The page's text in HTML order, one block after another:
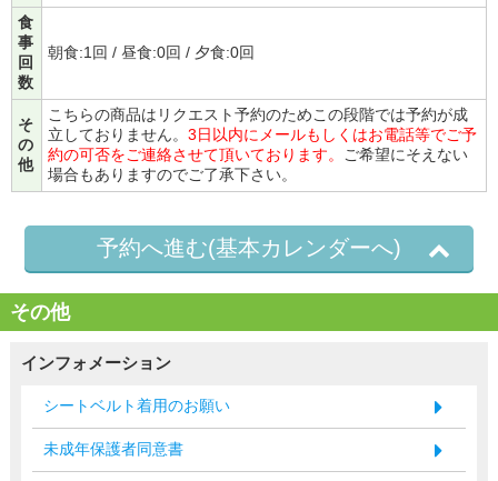
食
事
回
数
朝食:1回 / 昼食:0回 / 夕食:0回
そ
の
他
こちらの商品はリクエスト予約のためこの段階では予約が成
立しておりません。 3日以内にメールもしくはお電話等でご予
約の可否をご連絡させて頂いております。
ご希望にそえない
場合もありますのでご了承下さい。
予約へ進む(基本カレンダーへ)
その他
インフォメーション
シートベルト着用のお願い
未成年保護者同意書